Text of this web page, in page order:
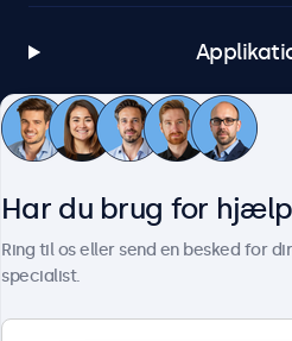
Har du brug for
Ring til os eller send en besked for
specialist.